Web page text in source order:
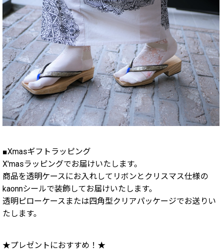
■Xmasギフトラッピング
X'masラッピングでお届けいたします。
商品を透明ケースにお入れしてリボンとクリスマス仕様の
kaonnシールで装飾してお届けいたします。
透明ピローケースまたは四角型クリアパッケージでお送りい
たします。
★プレゼントにおすすめ！★